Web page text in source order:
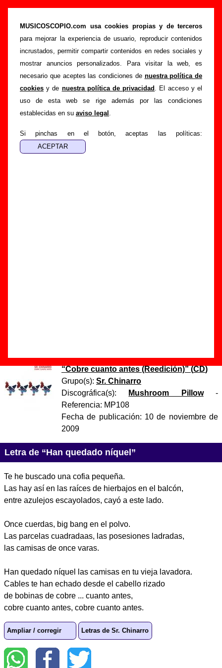
MUSICOSCOPIO.com usa cookies propias y de terceros
para mejorar la experiencia de usuario, reproducir contenidos
incrustados, permitir compartir contenidos en redes sociales y
mostrar anuncios personalizados. Para visitar la web, es
necesario que aceptes las condiciones de nuestra política de
cookies y de nuestra política de privacidad . El acceso y el
uso de esta web se rige además por las condiciones
establecidas en su aviso legal .
Si pinchas en el botón, aceptas las políticas:
“Han quedado níquel”, canción de Sr.
Chinarro (Letra e información)
Portada >Sr. Chinarro >Canciones >Han quedado níquel
Esta página pretende recopilar todo tipo de información
sobre lacanción "Han quedado níquel" interpretada por
Sr. Chinarro. Además de su letra, también aparecerá
información sobre el autor o los autores, sobre los discos en
los que está incluido este tema, sobre la grabación del
encuentras errores o tienes información adicional, puedes
ayudar a
completar esta información
“Cobre cuanto antes (Reedición)” (CD)
Grupo(s): Sr. Chinarro
Discográfica(s):
Mushroom Pillow-
Referencia: MP108
Fecha de publicación: 10 de noviembre de
2009
Letra de “Han quedado níquel”
Te he buscado una cofia pequeña.
Las hay así en las raíces de hierbajos en el balcón,
entre azulejos escayolados, cayó a este lado.
Once cuerdas, big bang en el polvo.
Las parcelas cuadradaas, las posesiones ladradas,
las camisas de once varas.
Han quedado níquel las camisas en tu vieja lavadora.
Cables te han echado desde el cabello rizado
de bobinas de cobre ... cuanto antes,
cobre cuanto antes, cobre cuanto antes.
Ampliar / corregir Letras de Sr. Chinarro